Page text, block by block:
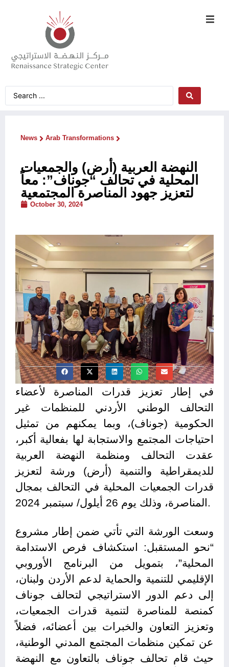
News Arab Transformations
النهضة العربية (أرض) والجمعيات
المحلية في تحالف “جوناف”: معاً
لتعزيز جهود المناصرة المجتمعية
October 30, 2024
في إطار تعزيز قدرات المناصرة لأعضاء
التحالف الوطني الأردني للمنظمات غير
الحكومية (جوناف)، وبما يمكنهم من تمثيل
احتياجات المجتمع والاستجابة لها بفعالية أكبر،
عقدت التحالف ومنظمة النهضة العربية
للديمقراطية والتنمية (أرض) ورشة لتعزيز
قدرات الجمعيات المحلية في التحالف بمجال
المناصرة، وذلك يوم 26 أيلول/ سبتمبر 2024.
وسعت الورشة التي تأتي ضمن إطار مشروع
“نحو المستقبل: استكشاف فرص الاستدامة
المحلية”، بتمويل من البرنامج الأوروبي
الإقليمي للتنمية والحماية لدعم الأردن ولبنان،
إلى دعم الدور الاستراتيجي لتحالف جوناف
كمنصة للمناصرة لتنمية قدرات الجمعيات،
وتعزيز التعاون والخبرات بين أعضائه، فضلاً
عن تمكين منظمات المجتمع المدني الوطنية،
حيث قام تحالف جوناف بالتعاون مع النهضة